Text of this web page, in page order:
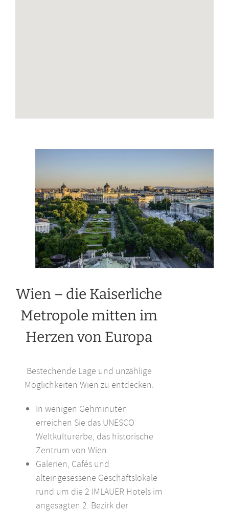
Wien – die Kaiserliche
Metropole mitten im
Herzen von Europa
Bestechende Lage und unzählige
Möglichkeiten Wien zu entdecken.
In wenigen Gehminuten
erreichen Sie das UNESCO
Weltkulturerbe, das historische
Zentrum von Wien
Galerien, Cafés und
alteingesessene Geschäftslokale
rund um die 2 IMLAUER Hotels im
angesagten 2. Bezirk der